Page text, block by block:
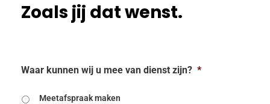
Zoals jij dat wenst.
Waar kunnen wij u mee van dienst zijn? *
Meetafspraak maken